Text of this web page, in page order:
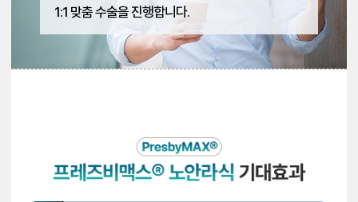
1:1 맞춤 수술을 진행합니다.